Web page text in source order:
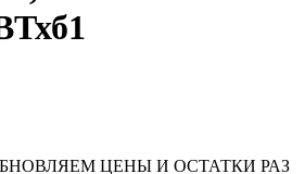
ЦЕНЫ И ОСТАТКИ РАЗ